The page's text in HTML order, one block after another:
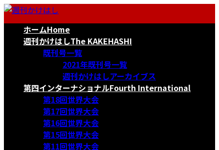
コ
ナ
ホームHome
週刊かけはしThe KAKEHASHI
既刊号一覧
2021年既刊号一覧
週刊かけはしアーカイブス
第四インターナショナルFourth International
第18回世界大会
第17回世界大会
第16回世界大会
第15回世界大会
第11回世界大会